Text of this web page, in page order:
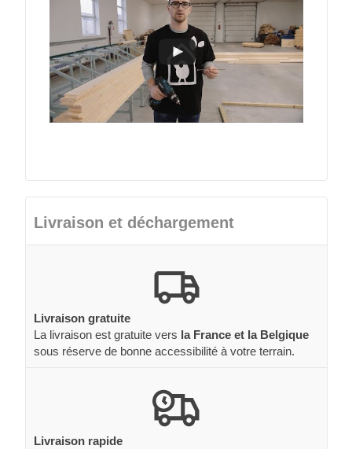
Livraison et déchargement
Livraison gratuite
La livraison est gratuite vers la France et la Belgique
sous réserve de bonne accessibilité à votre terrain.
Livraison rapide